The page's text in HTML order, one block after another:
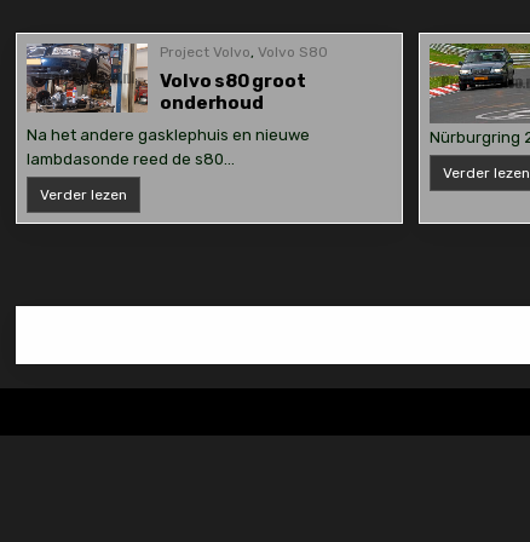
Project Volvo,Volvo S80
Volvo s80 groot
onderhoud
Na het andere gasklephuis en nieuwe
lambdasonde reed de s80…
Verder lezen
s80
groot
Nürburgring
Verder lezen